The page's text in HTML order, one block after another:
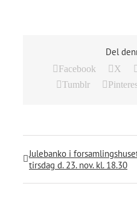
Del
Facebook X
Tumblr
Julebanko i
tirsdag d. 23. nov. kl. 18.30